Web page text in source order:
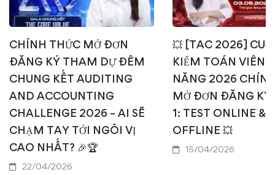
CHÍNH THỨC MỞ ĐƠN
ĐĂNG KÝ THAM DỰ ĐÊM
CHUNG KẾT AUDITING
AND ACCOUNTING
CHALLENGE 2026 – AI SẼ
CHẠM TAY TỚI NGÔI VỊ
CAO NHẤT? 🎉🏆
22/04/2026
💥 [TAC 2026]
KIỂM TOÁN VIÊN
NĂNG 2026
MỞ ĐƠN ĐĂNG KÝ
1: TEST ONLINE &
OFFLINE 💥
15/04/2026